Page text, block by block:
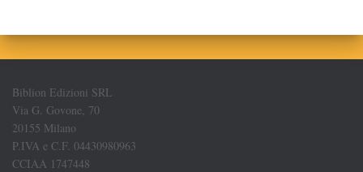
Biblion Edizioni SRL
Via G. Govone, 70
20155 Milano
P.IVA e C.F. 04430980963
CCIAA 1747448